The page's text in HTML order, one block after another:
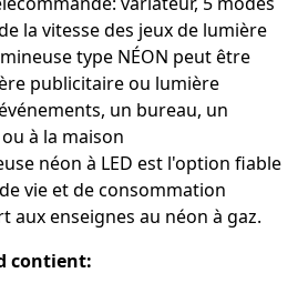
la vitesse des jeux de lumière
type NÉON peut être
publicitaire ou lumière
un bureau, un
à la maison
néon à LED est l'option fiable
vie et de consommation
aux enseignes au néon à gaz.
contient: